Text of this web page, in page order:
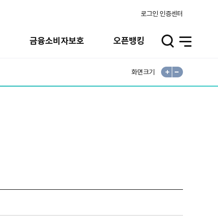
로그인 인증센터
금융소비자보호 오픈뱅킹
검
색
전
체
화면크기
확
대
축
소